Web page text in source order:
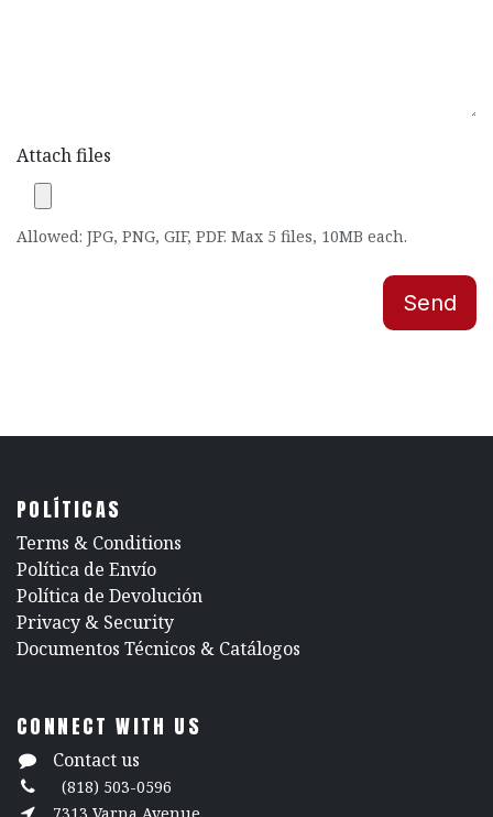
Attach files
Allowed: JPG, PNG, GIF, PDF. Max 5 files, 10MB each.
Send
POLÍTICAS
​Terms & Conditions
Política de Envío
Política de Devolución
​Privacy & Security
​Documentos Técnicos & Catálogos
CONNECT WITH US
Contact us
(818) 503-0596